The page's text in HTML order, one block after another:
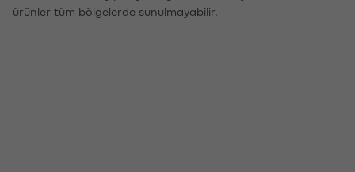
ürünler tüm bölgelerde sunulmayabilir.